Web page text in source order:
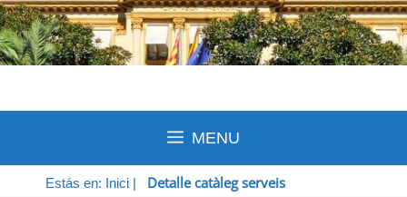
MENU
Estás en: Inici | Detalle catàleg serveis